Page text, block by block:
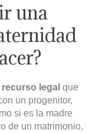
una
recurso legal que
un progenitor,
si es la madre
de un matrimonio,